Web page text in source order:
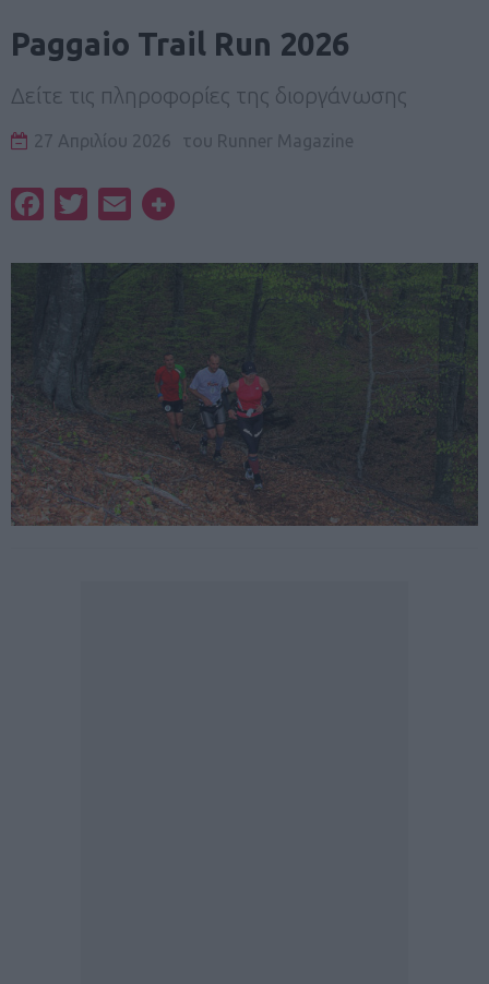
Paggaio Trail Run 2026
Δείτε τις πληροφορίες της διοργάνωσης
27 Απριλίου 2026 του Runner Magazine
FacebookTwitterEmail